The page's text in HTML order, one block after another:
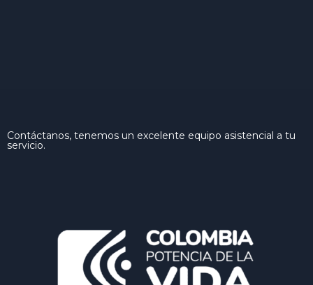
Contáctanos, tenemos un excelente equipo asistencial a tu
servicio.